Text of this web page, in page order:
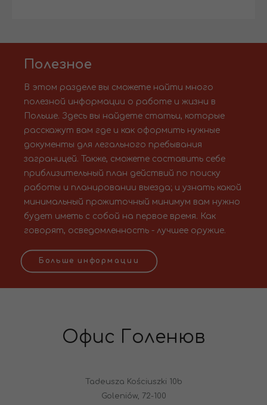
Полезное
В этом разделе вы сможете найти много
полезной информации о работе и жизни в
Польше. Здесь вы найдете статьи, которые
расскажут вам где и как оформить нужные
документы для легального пребывания
заграницей. Также, сможете составить себе
приблизительный план действий по поиску
работы и планировании выезда; и узнать какой
минимальный прожиточный минимум вам нужно
будет иметь с собой на первое время. Как
говорят, осведомленность - лучшее оружие.
Больше информации
Офис Голенюв
Tadeusza Kościuszki 10b
Goleniów, 72-100